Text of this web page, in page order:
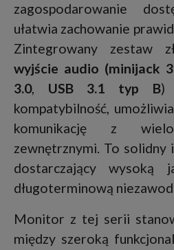
zagospodarowanie
ułatwia zachowanie
Zintegrowany zestaw
wyjście audio (minijack
3.0, USB 3.1 typ B)
kompatybilność,
komunikację z
zewnętrznymi. To solidny
dostarczający wysoką
długoterminową
Monitor z tej serii
między szeroką